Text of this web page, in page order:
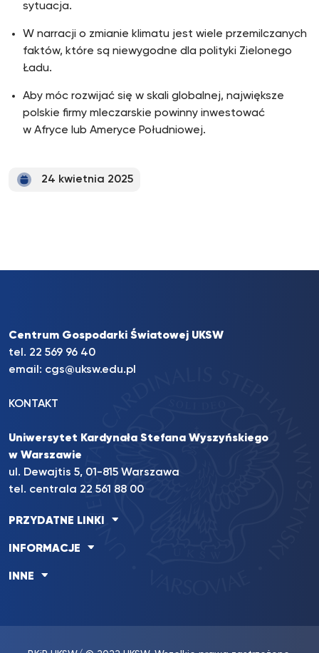
sytuacja.
W narracji o zmianie klimatu jest wiele przemilczanych
faktów, które są niewygodne dla polityki Zielonego
Ładu.
Aby móc rozwijać się w skali globalnej, największe
polskie firmy mleczarskie powinny inwestować
w Afryce lub Ameryce Południowej.
24 kwietnia 2025
Centrum Gospodarki Światowej UKSW
tel. 22 569 96 40
email: cgs@uksw.edu.pl
KONTAKT
Uniwersytet Kardynała Stefana Wyszyńskiego
w Warszawie
ul. Dewajtis 5, 01-815 Warszawa
tel. centrala 22 561 88 00
PRZYDATNE LINKI
INFORMACJE
INNE